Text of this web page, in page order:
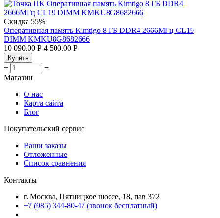
Скидка 55%
Оперативная память Kimtigo 8 ГБ DDR4 2666МГц CL19
DIMM KMKU8G8682666
10 090.00 Р 4 500.00 Р
Купить
+
−
Магазин
О нас
Карта сайта
Блог
Покупательский сервис
Ваши заказы
Отложенные
Список сравнения
Контакты
г. Москва, Пятницкое шоссе, 18, пав 372
+7 (985) 344-80-47 (звонок бесплатный)